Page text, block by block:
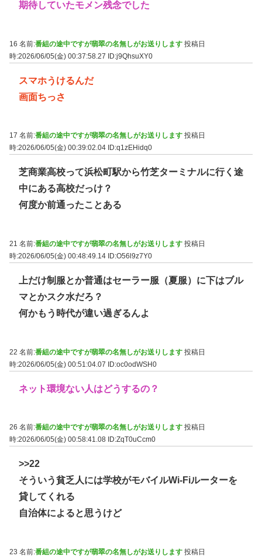
期待していたモメン残念でした
16 名前:番組の途中ですが翡翠の名無しがお送りします 投稿日
時:2026/06/05(金) 00:37:58.27 ID:j9QhsuXY0
スマホうけるんだ
画面ちっさ
17 名前:番組の途中ですが翡翠の名無しがお送りします 投稿日
時:2026/06/05(金) 00:39:02.04 ID:q1zEHidq0
芝商業高校って浜松町駅から竹芝ターミナルに行く途
中にある高校だっけ？
何度か前通ったことある
21 名前:番組の途中ですが翡翠の名無しがお送りします 投稿日
時:2026/06/05(金) 00:48:49.14 ID:O56l9z7Y0
上だけ制服とか普通はセーラー服（夏服）に下はブル
マとかスク水だろ？
何かもう時代が違い過ぎるんよ
22 名前:番組の途中ですが翡翠の名無しがお送りします 投稿日
時:2026/06/05(金) 00:51:04.07 ID:oc0odWSH0
ネット環境ない人はどうするの？
26 名前:番組の途中ですが翡翠の名無しがお送りします 投稿日
時:2026/06/05(金) 00:58:41.08 ID:ZqT0uCcm0
>>22
そういう貧乏人には学校がモバイルWi-Fiルーターを
貸してくれる
自治体によると思うけど
23 名前:番組の途中ですが翡翠の名無しがお送りします 投稿日